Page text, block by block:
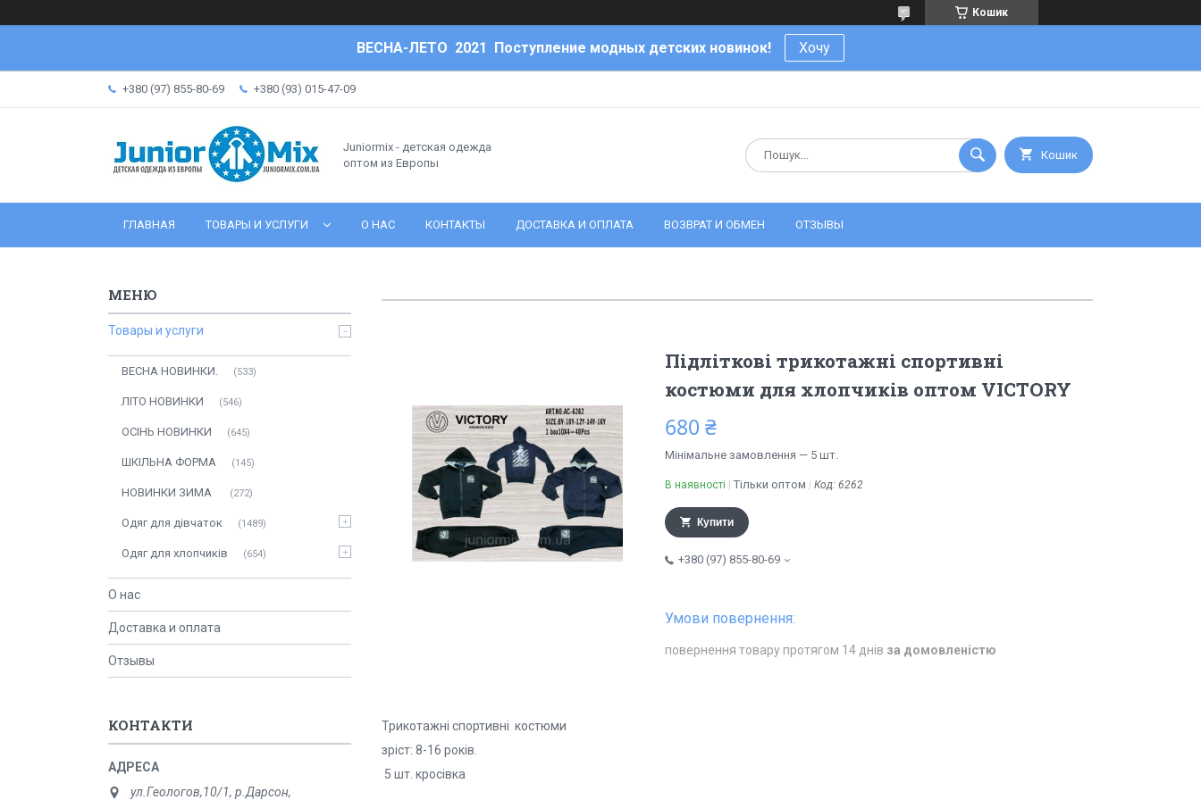
Кошик
ВЕСНА-ЛЕТО 2021 Поступление модных детских новинок! Хочу
+380 (97) 855-80-69 +380 (93) 015-47-09
Juniormix - детская одежда
оптом из Европы
Кошик
ГЛАВНАЯ ТОВАРЫ И УСЛУГИ О НАС КОНТАКТЫ ДОСТАВКА И ОПЛАТА ВОЗВРАТ И ОБМЕН ОТЗЫВЫ
Підліткові трикотажні спортивні
костюми для хлопчиків оптом VICTORY
680 ₴
Мінімальне замовлення — 5 шт.
В наявності Тільки оптом Код: 6262
Купити
+380 (97) 855-80-69
повернення товару протягом 14 днів за домовленістю
Трикотажні спортивні костюми
зріст: 8-16 років.
5 шт. кросівка
Товары и услуги
ВЕСНА НОВИНКИ. 533
ЛITO HOBИНКИ 546
ОСIНЬ НОВИНКИ 645
ШКІЛЬНА ФОРМА 145
НОВИНКИ ЗИМА 272
Одяг для дівчаток 1489
Одяг для хлопчиків 654
О нас
Доставка и оплата
Отзывы
КОНТАКТИ
ул.Геологов,10/1, р.Дарсон,